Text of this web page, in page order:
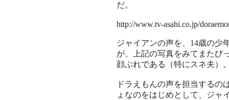
だ。
http://www.tv-asahi.co.jp/
ジャイアンの声を、14歳の少
が、上記の写真をみてまたび
顔ぶれである（特にスネ夫）
ドラえもんの声を担当するの
ょなのをはじめとして、ジャ